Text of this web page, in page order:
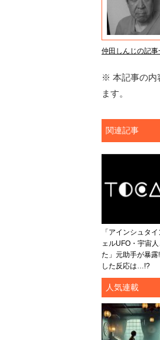
仲田しんじの記事
※ 本記事の内
ます。
関連記事
「アインシュタ
ェルUFO・宇宙
た」元助手が暴露
した反応は…!?
人気連載